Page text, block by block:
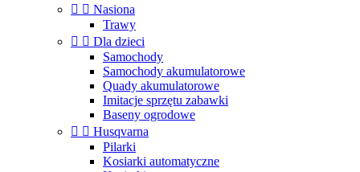
  Nasiona
Trawy
  Dla dzieci
Samochody
Samochody akumulatorowe
Quady akumulatorowe
Imitacje sprzętu zabawki
Baseny ogrodowe
  Husqvarna
Pilarki
Kosiarki automatyczne